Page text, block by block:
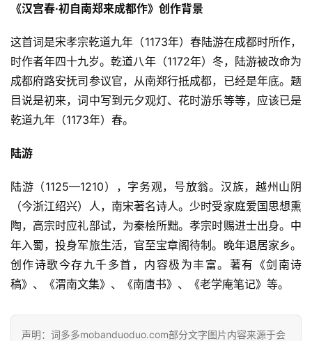
页
好
词
好
句
经
歌
词
《汉宫春·初自南郑来成都作》创作背景
这首词是宋孝宗乾道九年（1173年）春陆游在成都时所作，
时作者年四十九岁。乾道八年（1172年）冬，陆游被改命为
成都府路安抚司参议官，从南郑行抵成都，已经是年底。题
目说是初来，词中写到元夕观灯、花时游乐等等，应该已是
乾道九年（1173年）春。
陆游
陆游（1125—1210），字务观，号放翁。汉族，越州山阴
（今浙江绍兴）人，南宋著名诗人。少时受家庭爱国思想熏
陶，高宗时应礼部试，为秦桧所黜。孝宗时赐进士出身。中
年入蜀，投身军旅生活，官至宝章阁待制。晚年退居家乡。
创作诗歌今存九千多首，内容极为丰富。著有《剑南诗
稿》、《渭南文集》、《南唐书》、《老学庵笔记》等。
声明：词多多mobanduoduo.com部分文字图片内容来源于会